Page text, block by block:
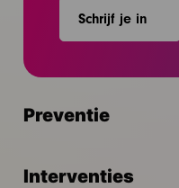
Schrijf je in
Preventie
Interventies